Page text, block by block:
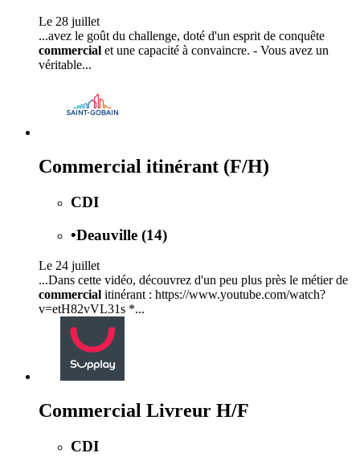
Le 28 juillet
...avez le goût du challenge, doté d'un esprit de conquête
commercial et une capacité à convaincre. - Vous avez un
véritable...
Commercial itinérant (F/H)
CDI
•Deauville (14)
Le 24 juillet
...Dans cette vidéo, découvrez d'un peu plus près le métier de
commercial itinérant : https://www.youtube.com/watch?
v=etH82vVL31s *...
Commercial Livreur H/F
CDI